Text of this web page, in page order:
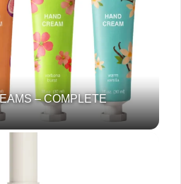
– COMPLETE